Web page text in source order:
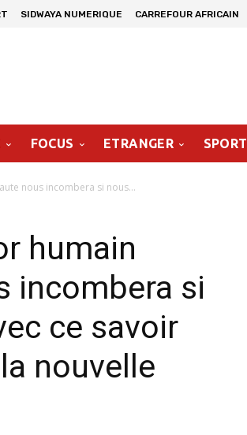
SIDWAYA NUMERIQUE CARREFOUR AFRICAIN
FOCUS ETRANGER SPORT
nous incombera si nous...
humain
incombera si
ce savoir
nouvelle